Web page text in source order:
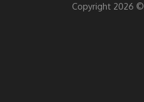
Copyright 2026 ©